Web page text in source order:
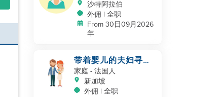
沙特阿拉伯
外佣 | 全职
From 30日09月2026
年
带着婴儿的夫妇寻找
帮手
家庭 - 法国人
新加坡
外佣 | 全职